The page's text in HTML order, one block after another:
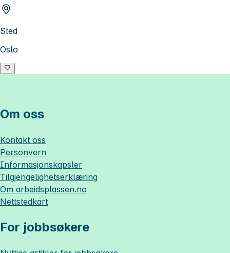
Sted
Oslo
Om oss
Kontakt oss
Personvern
Informasjonskapsler
Tilgjengelighetserklæring
Om arbeidsplassen.no
Nettstedkart
For jobbsøkere